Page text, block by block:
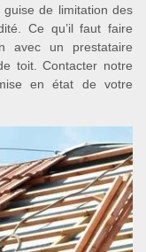
guise de limitation des
Ce qu’il faut faire
avec un prestataire
toit. Contacter notre
en état de votre